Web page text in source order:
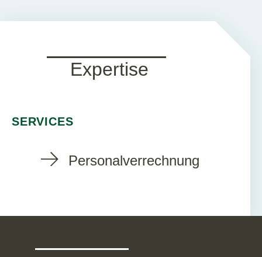
Expertise
SERVICES
Personalverrechnung